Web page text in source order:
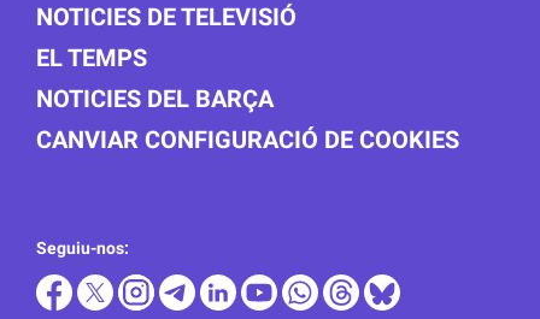
NOTICIES DE TELEVISIÓ
EL TEMPS
NOTICIES DEL BARÇA
CANVIAR CONFIGURACIÓ DE COOKIES
Seguiu-nos: